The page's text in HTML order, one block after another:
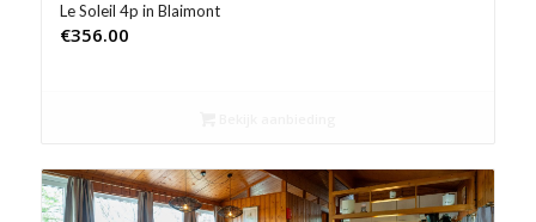
Product Zwembad
Le Soleil 4p in Blaimont
€356.00